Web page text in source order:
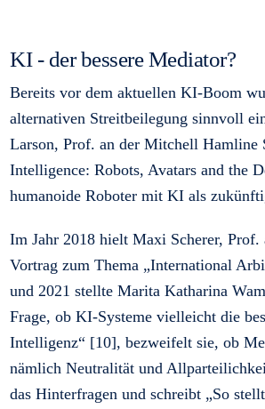
KI - der bessere Mediator?
Bereits vor dem aktuellen KI-Boom
alternativen Streitbeilegung sinnvoll
Larson, Prof. an der Mitchell
Intelligence: Robots, Avatars and the
humanoide Roboter mit KI als
Im Jahr 2018 hielt Maxi Scherer,
Vortrag zum Thema „International
und 2021 stellte Marita Katharina
Frage, ob KI-Systeme vielleicht die
Intelligenz“ [10], bezweifelt sie, ob
nämlich Neutralität und
das Hinterfragen und schreibt „So